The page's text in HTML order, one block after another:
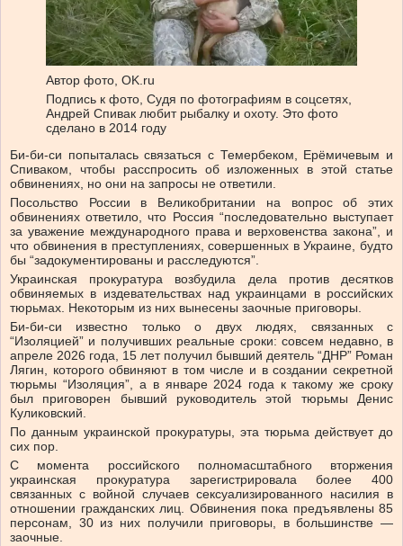
Автор фото, OK.ru
Подпись к фото, Судя по фотографиям в соцсетях,
Андрей Спивак любит рыбалку и охоту. Это фото
сделано в 2014 году
Би-би-си попыталась связаться с Темербеком, Ерёмичевым и
Спиваком, чтобы расспросить об изложенных в этой статье
обвинениях, но они на запросы не ответили.
Посольство России в Великобритании на вопрос об этих
обвинениях ответило, что Россия “последовательно выступает
за уважение международного права и верховенства закона”, и
что обвинения в преступлениях, совершенных в Украине, будто
бы “задокументированы и расследуются”.
Украинская прокуратура возбудила дела против десятков
обвиняемых в издевательствах над украинцами в российских
тюрьмах. Некоторым из них вынесены заочные приговоры.
Би-би-си известно только о двух людях, связанных с
“Изоляцией” и получивших реальные сроки: совсем недавно, в
апреле 2026 года, 15 лет получил бывший деятель “ДНР” Роман
Лягин, которого обвиняют в том числе и в создании секретной
тюрьмы “Изоляция”, а в январе 2024 года к такому же сроку
был приговорен бывший руководитель этой тюрьмы Денис
Куликовский.
По данным украинской прокуратуры, эта тюрьма действует до
сих пор.
С момента российского полномасштабного вторжения
украинская прокуратура зарегистрировала более 400
связанных с войной случаев сексуализированного насилия в
отношении гражданских лиц. Обвинения пока предъявлены 85
персонам, 30 из них получили приговоры, в большинстве —
заочные.